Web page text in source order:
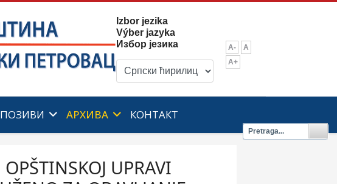
Izbor jezika
Výber jazyka
Избор језика
A-
A
A+
ПОЗИВИ АРХИВА КОНТАКТ
UPRAVI